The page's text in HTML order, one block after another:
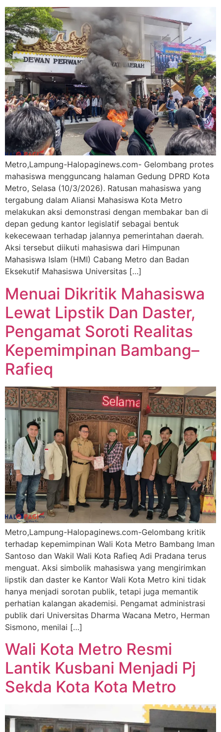
Metro,Lampung-Halopaginews.com- Gelombang protes
mahasiswa mengguncang halaman Gedung DPRD Kota
Metro, Selasa (10/3/2026). Ratusan mahasiswa yang
tergabung dalam Aliansi Mahasiswa Kota Metro
melakukan aksi demonstrasi dengan membakar ban di
depan gedung kantor legislatif sebagai bentuk
kekecewaan terhadap jalannya pemerintahan daerah.
Aksi tersebut diikuti mahasiswa dari Himpunan
Mahasiswa Islam (HMI) Cabang Metro dan Badan
Eksekutif Mahasiswa Universitas […]
Menuai Dikritik Mahasiswa
Lewat Lipstik Dan Daster,
Pengamat Soroti Realitas
Kepemimpinan Bambang–
Rafieq
Metro,Lampung-Halopaginews.com-Gelombang kritik
terhadap kepemimpinan Wali Kota Metro Bambang Iman
Santoso dan Wakil Wali Kota Rafieq Adi Pradana terus
menguat. Aksi simbolik mahasiswa yang mengirimkan
lipstik dan daster ke Kantor Wali Kota Metro kini tidak
hanya menjadi sorotan publik, tetapi juga memantik
perhatian kalangan akademisi. Pengamat administrasi
publik dari Universitas Dharma Wacana Metro, Herman
Sismono, menilai […]
Wali Kota Metro Resmi
Lantik Kusbani Menjadi Pj
Sekda Kota Kota Metro